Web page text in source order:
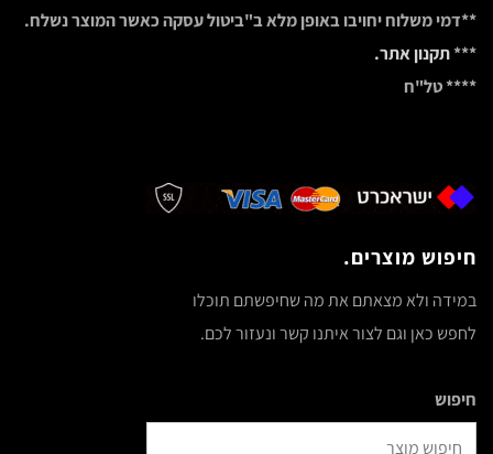
**דמי משלוח יחויבו באופן מלא ב"ביטול עסקה כאשר המוצר נשלח.
***תקנון אתר.
**** טל"ח
חיפוש מוצרים.
במידה ולא מצאתם את מה שחיפשתם תוכלו
לחפש כאן וגם לצור איתנו קשר ונעזור לכם.
חיפוש